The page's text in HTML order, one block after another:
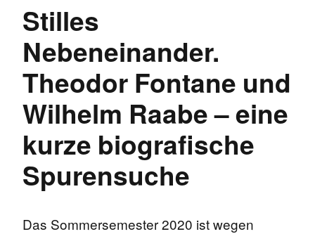
Stilles
Nebeneinander.
Theodor Fontane und
Wilhelm Raabe – eine
kurze biografische
Spurensuche
Das Sommersemester 2020 ist wegen